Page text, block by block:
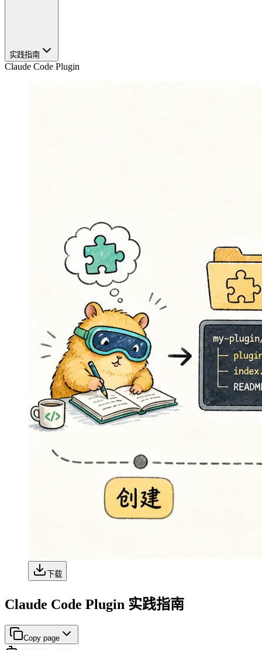
实践指南
Claude Code Plugin
下载
Claude Code Plugin 实践指南
Copy page